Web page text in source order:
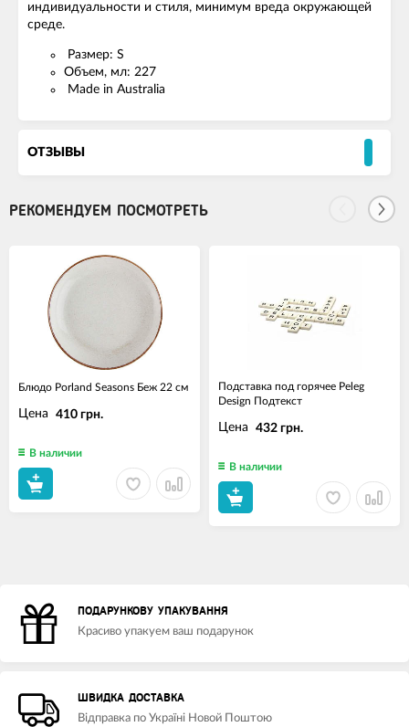
индивидуальности и стиля, минимум вреда окружающей
среде.
Размер: S
Объем, мл: 227
Made in Australia
ОТЗЫВЫ
РЕКОМЕНДУЕМ ПОСМОТРЕТЬ
Блюдо Porland Seasons Беж 22 см
Цена 410 грн.
В наличии
Подставка под горячее Peleg
Design Подтекст
Цена 432 грн.
В наличии
ПОДАРУНКОВУ УПАКУВАННЯ
Красиво упакуем ваш подарунок
ШВИДКА ДОСТАВКА
Відправка по Україні Новой Поштою